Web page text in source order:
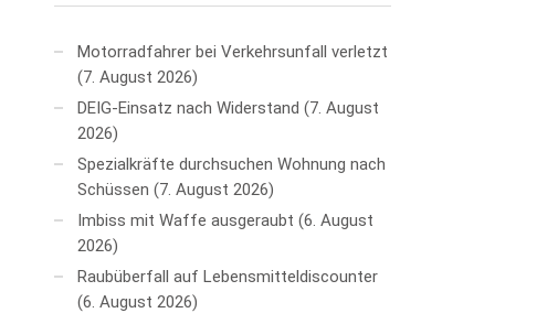
Motorradfahrer bei Verkehrsunfall verletzt
7. August 2026
DEIG-Einsatz nach Widerstand
7. August
2026
Spezialkräfte durchsuchen Wohnung nach
Schüssen
7. August 2026
Imbiss mit Waffe ausgeraubt 6. August
2026
Raubüberfall auf Lebensmitteldiscounter
6. August 2026